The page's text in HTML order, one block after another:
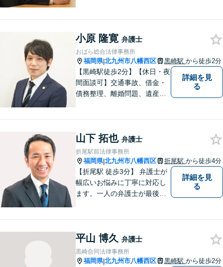
応可能。英語での法律相談・
英文契約書の作成・チェック
も対応可能です。
小原 隆寛 弁護士
おばら総合法律事務所
福岡県|北九州市八幡西区 黒崎駅 から徒歩2分
【黒崎駅徒歩2分】【休日・夜
間面談可】交通事故、借金・
債務整理、離婚問題、遺産相
と弁護士に相談してもいいの
かな」と思わず、遠慮なくご
相談ください。
詳細を見
る
山下 拓也 弁護士
折尾駅前法律事務所
福岡県|北九州市八幡西区 折尾駅 から徒歩4分
【折尾駅 徒歩3分】 弁護士が
幅広いお悩みに丁寧に対応し
ます。一人の弁護士が最後ま
です。【丁寧な対応】
詳細を見
る
平山 博久 弁護士
黒崎合同法律事務所
福岡県|北九州市八幡西区 黒崎駅 から徒歩2分